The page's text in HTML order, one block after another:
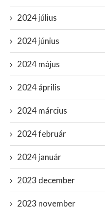
2024 július
2024 június
2024 május
2024 április
2024 március
2024 február
2024 január
2023 december
2023 november